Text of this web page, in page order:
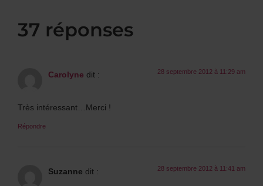
37 réponses
Carolyne dit : 28 septembre 2012 à 11:29 am
Très intéressant…Merci !
Répondre
Suzanne dit : 28 septembre 2012 à 11:41 am